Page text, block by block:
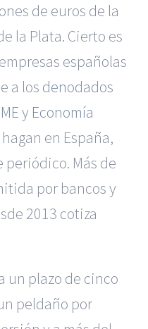
de euros de la
la Plata. Cierto es
españolas
a los denodados
y Economía
en España,
Más de
por bancos y
2013 cotiza
un plazo de cinco
peldaño por